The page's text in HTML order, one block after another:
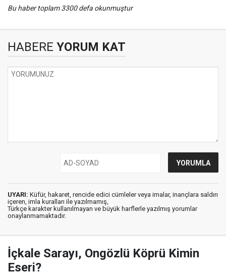
Bu haber toplam 3300 defa okunmuştur
HABERE YORUM KAT
UYARI: Küfür, hakaret, rencide edici cümleler veya imalar, inançlara saldırı
içeren, imla kuralları ile yazılmamış,
Türkçe karakter kullanılmayan ve büyük harflerle yazılmış yorumlar
onaylanmamaktadır.
İçkale Sarayı, Ongözlü Köprü Kimin
Eseri?